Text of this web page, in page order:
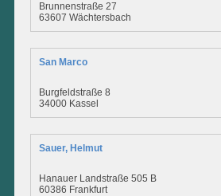
Brunnenstraße 27
63607 Wächtersbach
San Marco
Burgfeldstraße 8
34000 Kassel
Sauer, Helmut
Hanauer Landstraße 505 B
60386 Frankfurt